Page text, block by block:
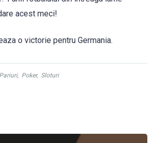
acest meci!
o victorie pentru Germania.
Pariuri, Poker, Sloturi